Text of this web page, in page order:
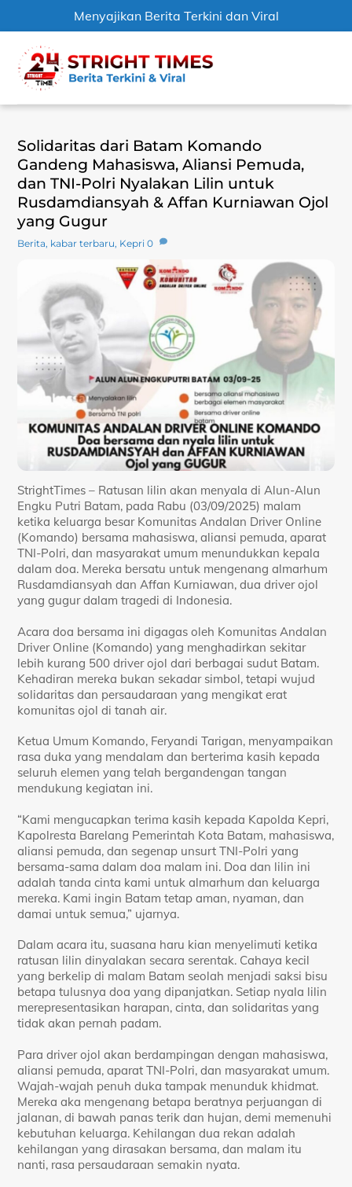
Menyajikan Berita Terkini dan Viral
content
Solidaritas dari Batam Komando
Gandeng Mahasiswa, Aliansi Pemuda,
dan TNI-Polri Nyalakan Lilin untuk
Rusdamdiansyah & Affan Kurniawan Ojol
yang Gugur
Berita, kabar terbaru, Kepri 0
StrightTimes – Ratusan lilin akan menyala di Alun-Alun
Engku Putri Batam, pada Rabu (03/09/2025) malam
ketika keluarga besar Komunitas Andalan Driver Online
(Komando) bersama mahasiswa, aliansi pemuda, aparat
TNI-Polri, dan masyarakat umum menundukkan kepala
dalam doa. Mereka bersatu untuk mengenang almarhum
Rusdamdiansyah dan Affan Kurniawan, dua driver ojol
yang gugur dalam tragedi di Indonesia.
Acara doa bersama ini digagas oleh Komunitas Andalan
Driver Online (Komando) yang menghadirkan sekitar
lebih kurang 500 driver ojol dari berbagai sudut Batam.
Kehadiran mereka bukan sekadar simbol, tetapi wujud
solidaritas dan persaudaraan yang mengikat erat
komunitas ojol di tanah air.
Ketua Umum Komando, Feryandi Tarigan, menyampaikan
rasa duka yang mendalam dan berterima kasih kepada
seluruh elemen yang telah bergandengan tangan
mendukung kegiatan ini.
“Kami mengucapkan terima kasih kepada Kapolda Kepri,
Kapolresta Barelang Pemerintah Kota Batam, mahasiswa,
aliansi pemuda, dan segenap unsurt TNI-Polri yang
bersama-sama dalam doa malam ini. Doa dan lilin ini
adalah tanda cinta kami untuk almarhum dan keluarga
mereka. Kami ingin Batam tetap aman, nyaman, dan
damai untuk semua,” ujarnya.
Dalam acara itu, suasana haru kian menyelimuti ketika
ratusan lilin dinyalakan secara serentak. Cahaya kecil
yang berkelip di malam Batam seolah menjadi saksi bisu
betapa tulusnya doa yang dipanjatkan. Setiap nyala lilin
merepresentasikan harapan, cinta, dan solidaritas yang
tidak akan pernah padam.
Para driver ojol akan berdampingan dengan mahasiswa,
aliansi pemuda, aparat TNI-Polri, dan masyarakat umum.
Wajah-wajah penuh duka tampak menunduk khidmat.
Mereka aka mengenang betapa beratnya perjuangan di
jalanan, di bawah panas terik dan hujan, demi memenuhi
kebutuhan keluarga. Kehilangan dua rekan adalah
kehilangan yang dirasakan bersama, dan malam itu
nanti, rasa persaudaraan semakin nyata.